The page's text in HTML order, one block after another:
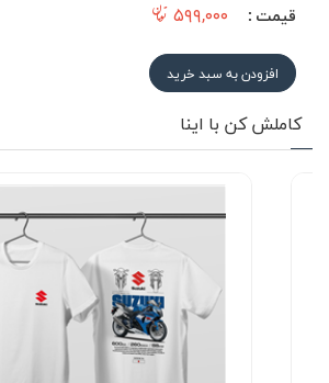
قیمت : ۵۹۹,۰۰۰
افزودن به سبد خرید
کاملش کن با اینا